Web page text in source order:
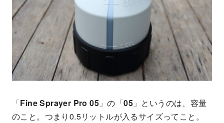
「Fine Sprayer Pro 05 」の「05 」というのは、容量
のこと。つまり0.5リットルが入るサイズってこと。